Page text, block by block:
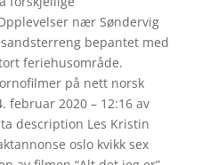
nær Søndervig
bepantet med
feriehusområde.
på nett norsk
februar 2020 – 12:16 av
description Les Kristin
oslo kvikk sex